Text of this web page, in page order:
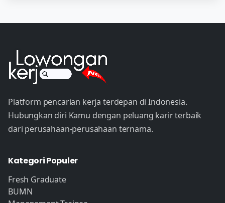
Platform pencarian kerja terdepan di Indonesia.
Hubungkan diri Kamu dengan peluang karir terbaik
dari perusahaan-perusahaan ternama.
Kategori Populer
Fresh Graduate
BUMN